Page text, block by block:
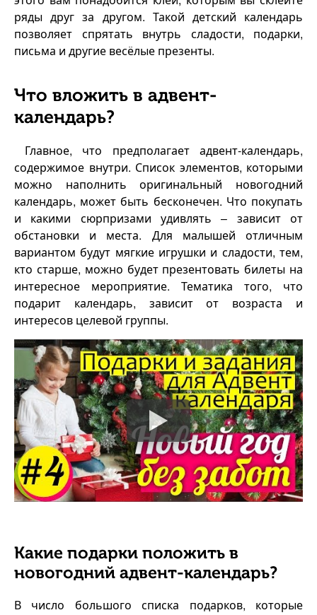
ряды друг за другом. Такой детский календарь
позволяет спрятать внутрь сладости, подарки,
письма и другие весёлые презенты.
Что вложить в адвент-
календарь?
Главное, что предполагает адвент-календарь,
содержимое внутри. Список элементов, которыми
можно наполнить оригинальный новогодний
календарь, может быть бесконечен. Что покупать
и какими сюрпризами удивлять – зависит от
обстановки и места. Для малышей отличным
вариантом будут мягкие игрушки и сладости, тем,
кто старше, можно будет презентовать билеты на
интересное мероприятие. Тематика того, что
подарит календарь, зависит от возраста и
интересов целевой группы.
Какие подарки положить в
новогодний адвент-календарь?
В число большого списка подарков, которые